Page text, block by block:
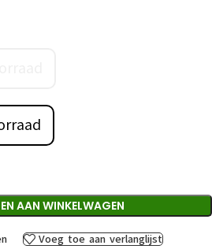
AAN WINKELWAGEN
Voeg toe aan verlanglijst